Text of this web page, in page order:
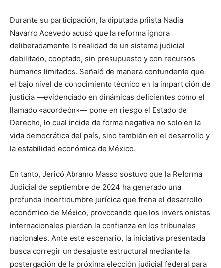
Durante su participación, la diputada priista Nadia
Navarro Acevedo acusó que la reforma ignora
deliberadamente la realidad de un sistema judicial
debilitado, cooptado, sin presupuesto y con recursos
humanos limitados. Señaló de manera contundente que
el bajo nivel de conocimiento técnico en la impartición de
justicia —evidenciado en dinámicas deficientes como el
llamado «acordeón»— pone en riesgo el Estado de
Derecho, lo cual incide de forma negativa no solo en la
vida democrática del país, sino también en el desarrollo y
la estabilidad económica de México.
En tanto, Jericó Abramo Masso sostuvo que la Reforma
Judicial de septiembre de 2024 ha generado una
profunda incertidumbre jurídica que frena el desarrollo
económico de México, provocando que los inversionistas
internacionales pierdan la confianza en los tribunales
nacionales. Ante este escenario, la iniciativa presentada
busca corregir un desajuste estructural mediante la
postergación de la próxima elección judicial federal para